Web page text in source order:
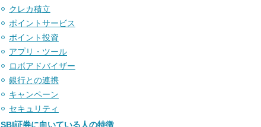
クレカ積立
ポイントサービス
ポイント投資
アプリ・ツール
ロボアドバイザー
銀行との連携
キャンペーン
セキュリティ
SBI証券に向いている人の特徴